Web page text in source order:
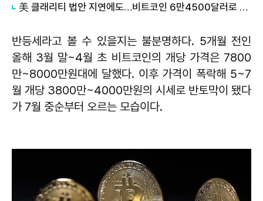
美 클래리티 법안 지연에도…비트코인 6만4500달러로 상승
반등세라고 볼 수 있을지는 불분명하다. 5개월 전인
올해 3월 말~4월 초 비트코인의 개당 가격은 7800
만~8000만원대에 달했다. 이후 가격이 폭락해 5~7
월 개당 3800만~4000만원의 시세로 반토막이 됐다
가 7월 중순부터 오르는 모습이다.